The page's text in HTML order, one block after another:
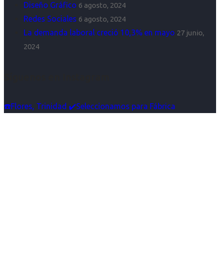
Diseño Gráfico 6 agosto, 2024
Redes Sociales 6 agosto, 2024
La demanda laboral creció 10,3% en mayo 27 junio,
2024
☎️Flores, Trinidad ✔️Seleccionamos para Fábrica